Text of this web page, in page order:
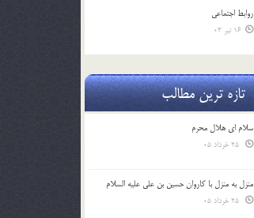
روابط اجتماعي
16 تیر 03
تازه ترین مطالب
سلام ای هلال محرم
منزل به منزل با کاروان حسین بن علی علیه السلام